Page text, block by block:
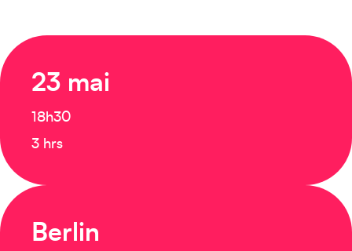
23 mai
18h30
3 hrs
Berlin